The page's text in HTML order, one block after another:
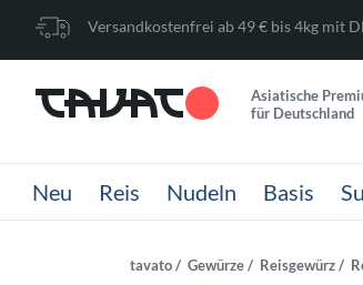
Versandkostenfrei ab 49 € bis 4kg mit
Asiatische
für Deutschland
Neu Reis Nudeln Basis
tavato Gewürze Reisgewürz